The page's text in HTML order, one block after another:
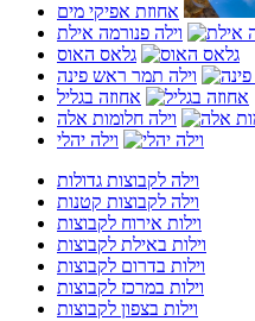
אחוזת אפיקי מים
וילה פנורמה אילת
גלאס האוס
וילה תמר ראש פינה
אחוזה בגליל
וילה חלומות אלה
וילה יהלי
וילה לקבוצות גדולות
וילה לקבוצות קטנות
וילות אירוח לקבוצות
וילות באילת לקבוצות
וילות בדרום לקבוצות
וילות במרכז לקבוצות
וילות בצפון לקבוצות